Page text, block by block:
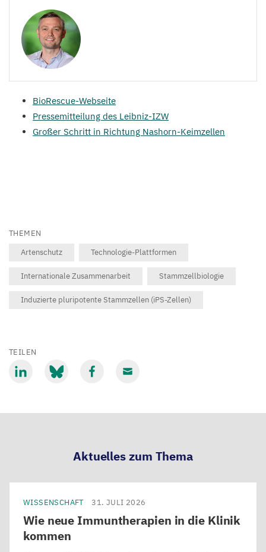
BioRescue-Webseite
Pressemitteilung des Leibniz-IZW
Großer Schritt in Richtung Nashorn-Keimzellen
THEMEN
Artenschutz
Technologie-Plattformen
Internationale Zusammenarbeit Stammzellbiologie
Induzierte pluripotente Stammzellen (iPS-Zellen)
TEILEN
Aktuelles zum Thema
WISSENSCHAFT 31. JULI 2026
Wie neue Immuntherapien in die Klinik
kommen